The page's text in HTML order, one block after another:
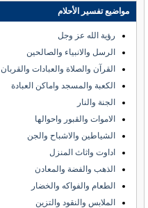
مواضيع تفسير الأحلام
رؤية الله عز وجل
الرسل والانبياء والصالحين
القرآن والصلاة والعبادات والقربان
الكعبة والمسجد واماكن العبادة
الجنة والنار
الاموات والقبور واحوالها
الشياطين والاشباح والجن
اداوت واثاث المنزل
الذهب والفضة والمعادن
الطعام والفواكه والخضار
الملابس والنقود والتزين